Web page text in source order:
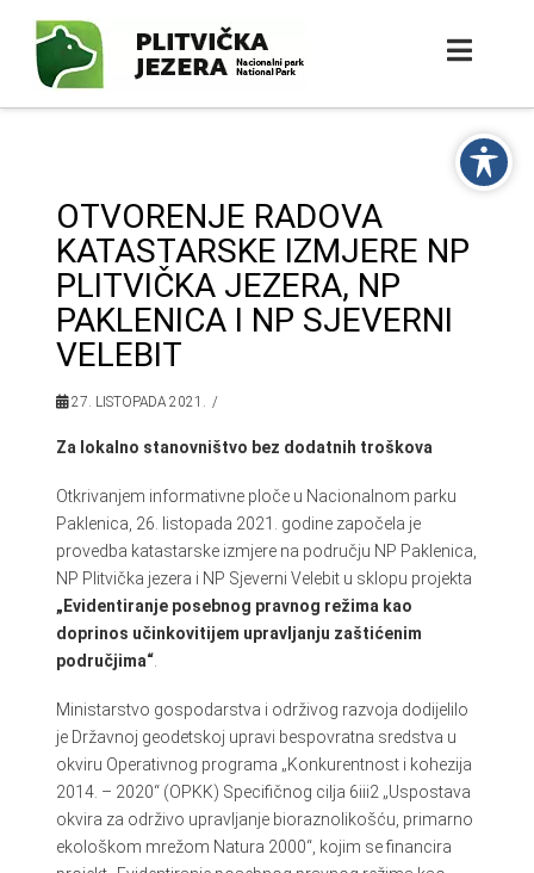
OTVORENJE RADOVA
KATASTARSKE IZMJERE NP
PLITVIČKA JEZERA, NP
PAKLENICA I NP SJEVERNI
VELEBIT
27. LISTOPADA 2021.
Za lokalno stanovništvo bez dodatnih troškova
Otkrivanjem informativne ploče u Nacionalnom parku
Paklenica, 26. listopada 2021. godine započela je
provedba katastarske izmjere na području NP Paklenica,
NP Plitvička jezera i NP Sjeverni Velebit u sklopu projekta
„Evidentiranje posebnog pravnog režima kao
doprinos učinkovitijem upravljanju zaštićenim
područjima“.
Ministarstvo gospodarstva i održivog razvoja dodijelilo
je Državnoj geodetskoj upravi bespovratna sredstva u
okviru Operativnog programa „Konkurentnost i kohezija
2014. – 2020“ (OPKK) Specifičnog cilja 6iii2 „Uspostava
okvira za održivo upravljanje bioraznolikošću, primarno
ekološkom mrežom Natura 2000“, kojim se financira